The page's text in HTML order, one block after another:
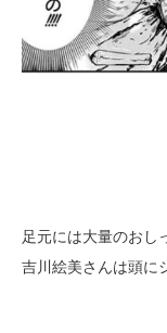
足元には大量のおし
吉川絵美さんは頭に